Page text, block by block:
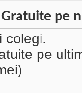
pe
colegi.
pe